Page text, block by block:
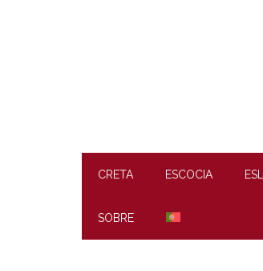
CRETA ESCOCIA
SOBRE